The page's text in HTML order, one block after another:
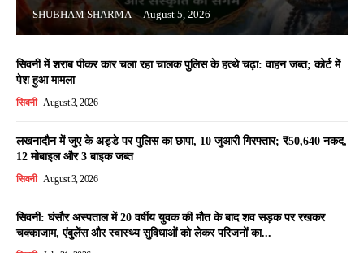
SHUBHAM SHARMA - August 5, 2026
सिवनी में शराब पीकर कार चला रहा चालक पुलिस के हत्थे चढ़ा: वाहन जब्त; कोर्ट में
पेश हुआ मामला
सिवनी August 3, 2026
लखनादौन में जुए के अड्डे पर पुलिस का छापा, 10 जुआरी गिरफ्तार; ₹50,640 नकद,
12 मोबाइल और 3 बाइक जब्त
सिवनी August 3, 2026
सिवनी: घंसौर अस्पताल में 20 वर्षीय युवक की मौत के बाद शव सड़क पर रखकर
चक्काजाम, एंबुलेंस और स्वास्थ्य सुविधाओं को लेकर परिजनों का...